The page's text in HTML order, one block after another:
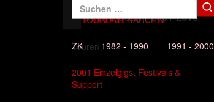
DAS TOURDATENARCHIV
ZK 1982 - 1990 1991 - 2000
Die Toten Hosen - 2001-2010
Touren
2001 Einzelgigs, Festivals &
Support